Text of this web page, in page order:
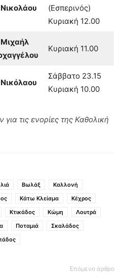
(Εσπερινός)
Κυριακή 12.00
Μιχαήλ
Κυριακή 11.00
Σάββατο 23.15
Κυριακή 10.00
τις ενορίες της Καθολική
Βωλάξ
Καλλονή
Κάτω Κλείσμα
Κέχρος
Κτικάδος Κώμη
Λουτρά
Ποταμιά
Σκαλάδος
Επόμενο άρθρο